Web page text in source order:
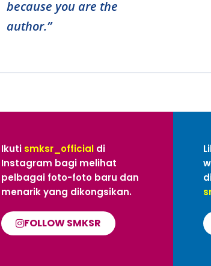
because you are the
author.”
Ikuti smksr_official di
Instagram bagi melihat
pelbagai foto-foto baru dan
menarik yang dikongsikan.
FOLLOW SMKSR